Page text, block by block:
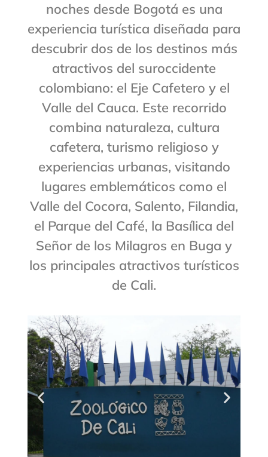
noches desde Bogotá es una
experiencia turística diseñada para
descubrir dos de los destinos más
atractivos del suroccidente
colombiano: el Eje Cafetero y el
Valle del Cauca. Este recorrido
combina naturaleza, cultura
cafetera, turismo religioso y
experiencias urbanas, visitando
lugares emblemáticos como el
Valle del Cocora, Salento, Filandia,
el Parque del Café, la Basílica del
Señor de los Milagros en Buga y
los principales atractivos turísticos
de Cali.